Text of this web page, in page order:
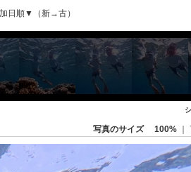
日順▼（新→古）
写真のサイズ 100%